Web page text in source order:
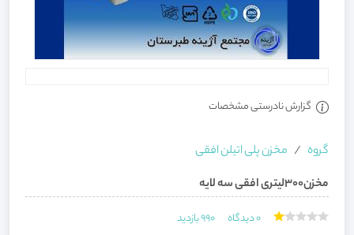
گزارش نادرستی مشخصات
گروه
مخزن پلی اتیلن افقی
مخزن300لیتری افقی سه لایه
0دیدگاه 990بازدید